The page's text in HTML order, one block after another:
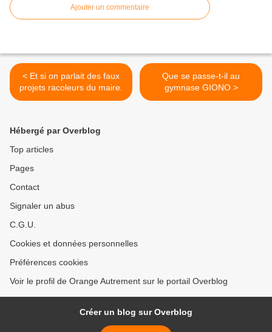
Ajouter un commentaire
< Et si on parlait des faux
projets racoleurs du maire.
Que se passe-t-il au
gymnase GIONO >
Hébergé par Overblog
Top articles
Pages
Contact
Signaler un abus
C.G.U.
Cookies et données personnelles
Préférences cookies
Voir le profil de Orange Autrement sur le portail Overblog
Créer un blog sur Overblog